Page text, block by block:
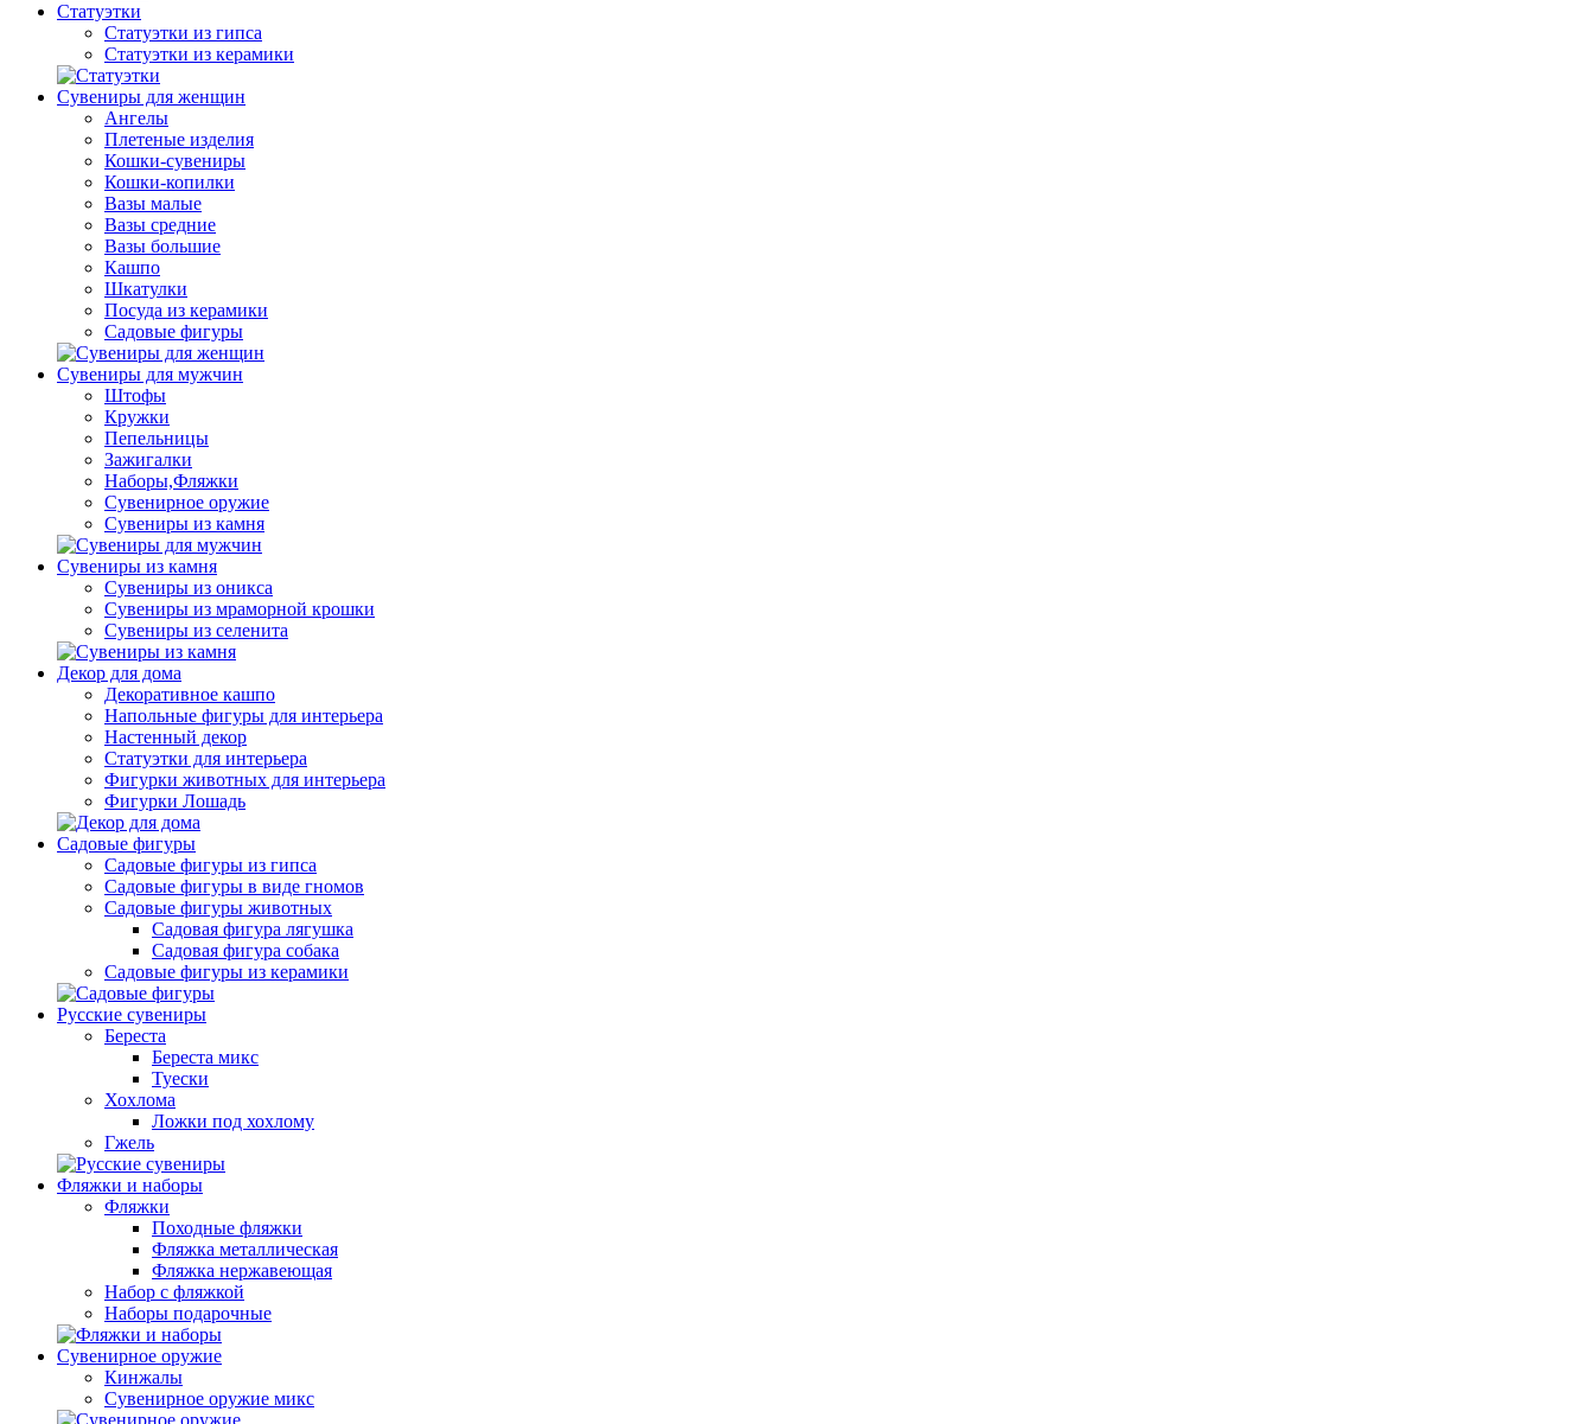
Статуэтки
Статуэтки из гипса
Статуэтки из керамики
Сувениры для женщин
Ангелы
Плетеные изделия
Кошки-сувениры
Кошки-копилки
Вазы малые
Вазы средние
Вазы большие
Кашпо
Шкатулки
Посуда из керамики
Садовые фигуры
Сувениры для мужчин
Штофы
Кружки
Пепельницы
Зажигалки
Наборы,Фляжки
Сувенирное оружие
Сувениры из камня
Сувениры из камня
Сувениры из оникса
Сувениры из мраморной крошки
Сувениры из селенита
Декор для дома
Декоративное кашпо
Напольные фигуры для интерьера
Настенный декор
Статуэтки для интерьера
Фигурки животных для интерьера
Фигурки Лошадь
Садовые фигуры
Садовые фигуры из гипса
Садовые фигуры в виде гномов
Садовые фигуры животных
Садовая фигура лягушка
Садовая фигура собака
Садовые фигуры из керамики
Русские сувениры
Береста
Береста микс
Туески
Хохлома
Ложки под хохлому
Гжель
Фляжки и наборы
Фляжки
Походные фляжки
Фляжка металлическая
Фляжка нержавеющая
Набор с фляжкой
Наборы подарочные
Сувенирное оружие
Кинжалы
Сувенирное оружие микс